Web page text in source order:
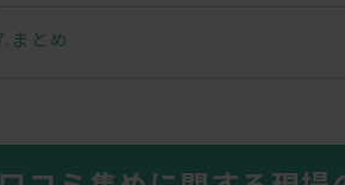
まとめ